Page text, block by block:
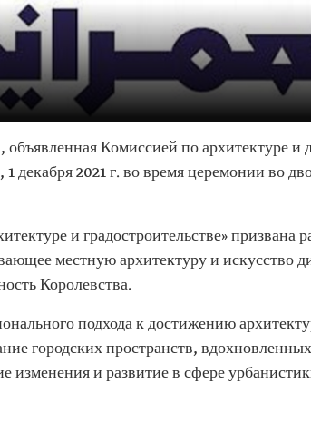
объявленная Комиссией по архитектуре
декабря 2021 г. во время церемонии во
и градостроительстве»
местную архитектуру и искусство
Королевства.
подхода к достижению
городских пространств,
и развитие в сфере